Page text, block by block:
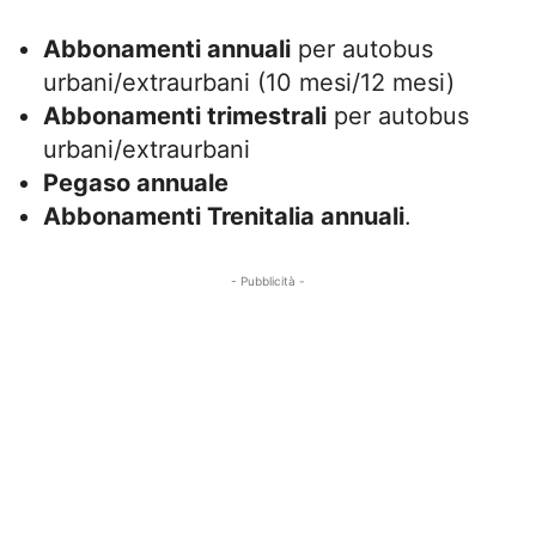
Abbonamenti annuali per autobus
urbani/extraurbani (10 mesi/12 mesi)
Abbonamenti trimestrali per autobus
urbani/extraurbani
Pegaso annuale
Abbonamenti Trenitalia annuali.
- Pubblicità -